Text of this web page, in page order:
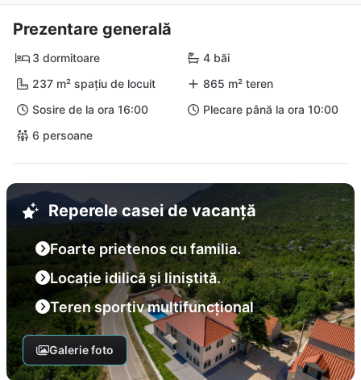
Prezentare generală
3 dormitoare
4 băi
237 m² spațiu de locuit
865 m² teren
Sosire de la ora 16:00
Plecare până la ora 10:00
6 persoane
Reperele casei de vacanță
Foarte prietenos cu familia.
Locație idilică și liniștită.
Teren sportiv multifuncțional
Galerie foto